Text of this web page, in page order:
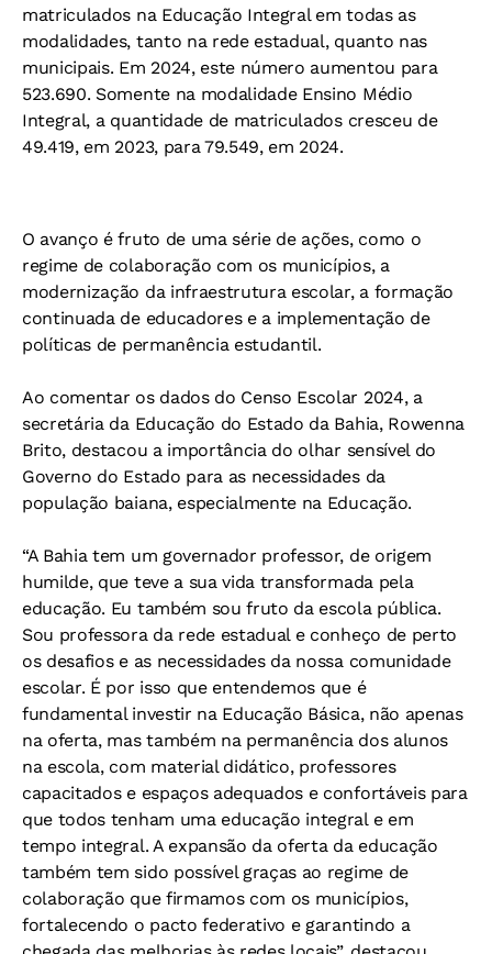
matriculados na Educação Integral em todas as
modalidades, tanto na rede estadual, quanto nas
municipais. Em 2024, este número aumentou para
523.690. Somente na modalidade Ensino Médio
Integral, a quantidade de matriculados cresceu de
49.419, em 2023, para 79.549, em 2024.
O avanço é fruto de uma série de ações, como o
regime de colaboração com os municípios, a
modernização da infraestrutura escolar, a formação
continuada de educadores e a implementação de
políticas de permanência estudantil.
Ao comentar os dados do Censo Escolar 2024, a
secretária da Educação do Estado da Bahia, Rowenna
Brito, destacou a importância do olhar sensível do
Governo do Estado para as necessidades da
população baiana, especialmente na Educação.
“A Bahia tem um governador professor, de origem
humilde, que teve a sua vida transformada pela
educação. Eu também sou fruto da escola pública.
Sou professora da rede estadual e conheço de perto
os desafios e as necessidades da nossa comunidade
escolar. É por isso que entendemos que é
fundamental investir na Educação Básica, não apenas
na oferta, mas também na permanência dos alunos
na escola, com material didático, professores
capacitados e espaços adequados e confortáveis para
que todos tenham uma educação integral e em
tempo integral. A expansão da oferta da educação
também tem sido possível graças ao regime de
colaboração que firmamos com os municípios,
fortalecendo o pacto federativo e garantindo a